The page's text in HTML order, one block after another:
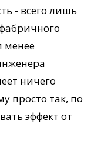
- всего лишь
менее
ничего
просто так, по
эффект от